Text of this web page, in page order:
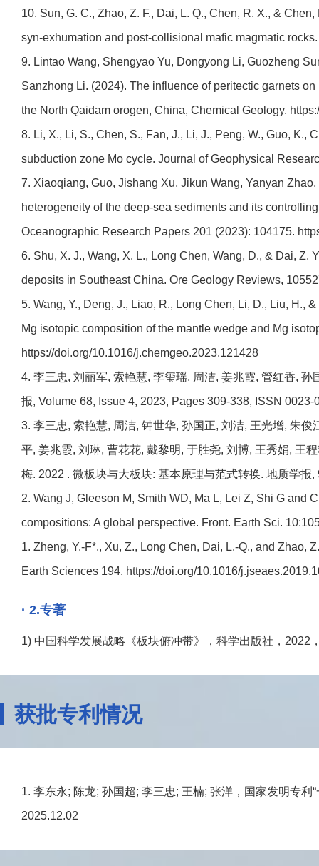
10. Sun, G. C., Zhao, Z. F., Dai, L. Q., Chen, R. X., &
syn-exhumation and post-collisional mafic magmatic
9. Lintao Wang, Shengyao Yu, Dongyong Li, Guozheng
Sanzhong Li. (2024). The influence of peritectic garnets
the North Qaidam orogen, China, Chemical Geology.
8. Li, X., Li, S., Chen, S., Fan, J., Li, J., Peng, W., Guo,
subduction zone Mo cycle. Journal of Geophysical
7. Xiaoqiang, Guo, Jishang Xu, Jikun Wang, Yanyan
heterogeneity of the deep-sea sediments and its
Oceanographic Research Papers 201 (2023): 104175.
6. Shu, X. J., Wang, X. L., Long Chen, Wang, D., & Dai, Z.
deposits in Southeast China. Ore Geology Reviews,
5. Wang, Y., Deng, J., Liao, R., Long Chen, Li, D., Liu, H.,
Mg isotopic composition of the mantle wedge and Mg
https://doi.org/10.1016/j.chemgeo.2023.121428
4. 李三忠, 刘丽军, 索艳慧, 李玺瑶, 周洁, 姜兆霞, 管红香,
报, Volume 68, Issue 4, 2023, Pages 309-338, ISSN
3. 李三忠, 索艳慧, 周洁, 钟世华, 孙国正, 刘洁, 王光增, 朱
平, 姜兆霞, 刘琳, 曹花花, 戴黎明, 于胜尧, 刘博, 王秀娟, 王
梅. 2022 . 微板块与大板块: 基本原理与范式转换. 地质学
2. Wang J, Gleeson M, Smith WD, Ma L, Lei Z, Shi G and
compositions: A global perspective. Front. Earth Sci.
1. Zheng, Y.-F*., Xu, Z., Long Chen, Dai, L.-Q., and Zhao,
Earth Sciences 194. https://doi.org/10.1016/
· 2.专著
1) 中国科学发展战略《板块俯冲带》，科学出版社，2022
获批专利情况
1. 李东永; 陈龙; 孙国超; 李三忠; 王楠; 张洋，国家发明专
2025.12.02